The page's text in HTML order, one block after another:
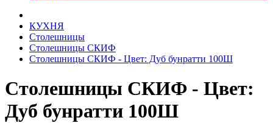
КУХНЯ
Столешницы
Столешницы СКИФ
Столешницы СКИФ - Цвет: Дуб бунратти 100Ш
Столешницы СКИФ - Цвет:
Дуб бунратти 100Ш